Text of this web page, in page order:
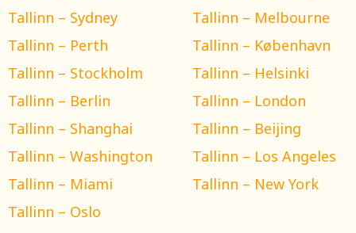
Tallinn – Sydney
Tallinn – Melbourne
Tallinn – Perth
Tallinn – København
Tallinn – Stockholm
Tallinn – Helsinki
Tallinn – Berlin
Tallinn – London
Tallinn – Shanghai
Tallinn – Beijing
Tallinn – Washington
Tallinn – Los Angeles
Tallinn – Miami
Tallinn – New York
Tallinn – Oslo